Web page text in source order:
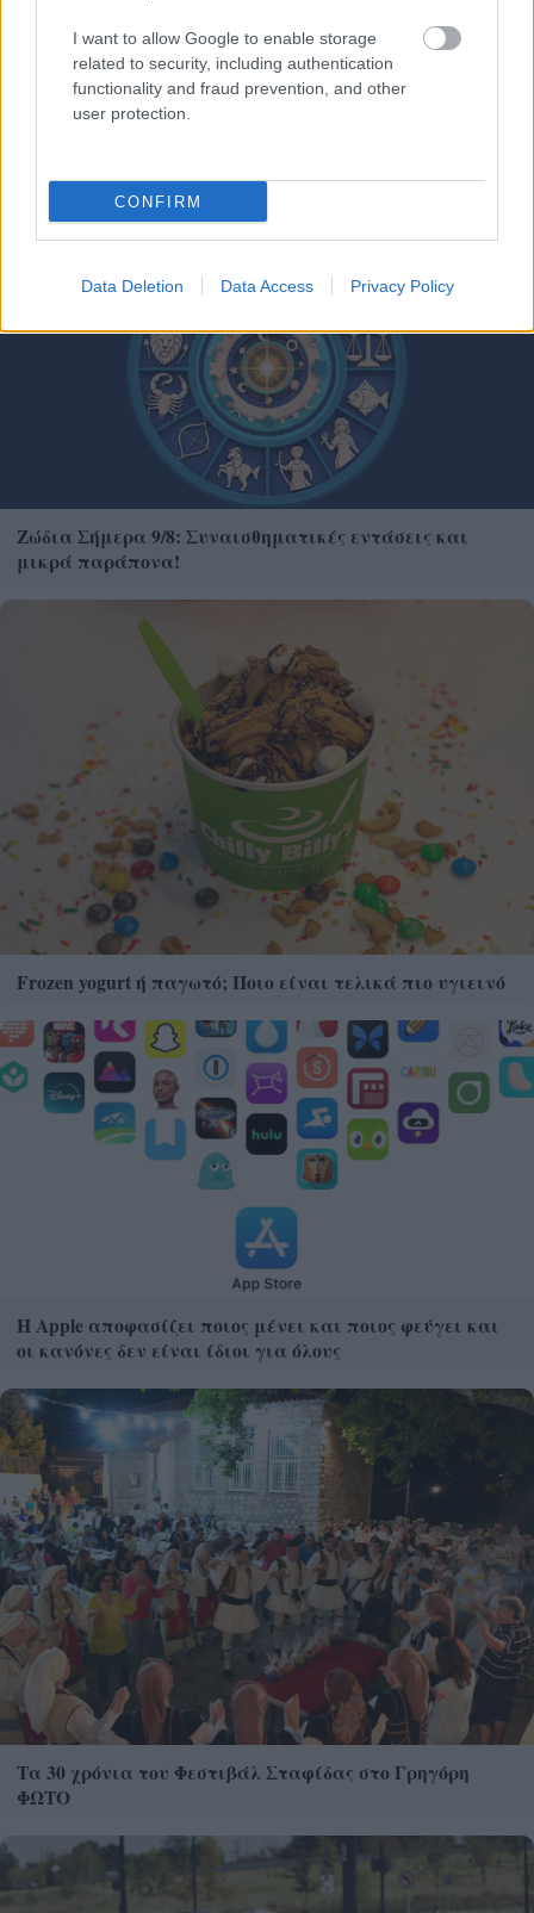
I want to allow Google to enable storage
related to security, including authentication
functionality and fraud prevention, and other
user protection.
CONFIRM
Data Deletion Data Access Privacy Policy
μαθηματικά αινίγματα δεκαετιών
Ζώδια Σήμερα 9/8: Συναισθηματικές εντάσεις και
μικρά παράπονα!
Frozen yogurt ή παγωτό; Ποιο είναι τελικά πιο υγιεινό
Η Apple αποφασίζει ποιος μένει και ποιος φεύγει και
οι κανόνες δεν είναι ίδιοι για όλους
Τα 30 χρόνια του Φεστιβάλ Σταφίδας στο Γρηγόρη
ΦΩΤΟ